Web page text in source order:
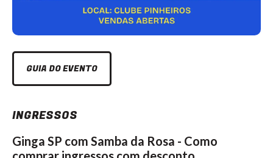
GUIA DO EVENTO
INGRESSOS
Ginga SP com Samba da Rosa - Como